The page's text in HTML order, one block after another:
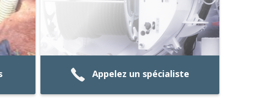
Appelez un spécialiste